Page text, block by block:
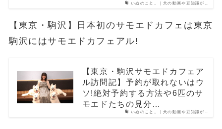
いぬのこと。｜犬の動画や豆知識が…
【東京・駒沢】日本初のサモエドカフェは東京
駒沢にはサモエドカフェアル!
いぬのこと。｜犬の動画や豆知識が…
【東京・駒沢サモエドカフェア
ル訪問記】予約が取れないはウ
ソ!絶対予約する方法や6匹のサ
モエドたちの見分…